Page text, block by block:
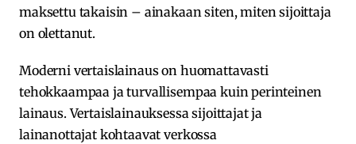
maksettu takaisin – ainakaan siten, miten sijoittaja
on olettanut.
Moderni vertaislainaus on huomattavasti
tehokkaampaa ja turvallisempaa kuin perinteinen
lainaus. Vertaislainauksessa sijoittajat ja
lainanottajat kohtaavat verkossa